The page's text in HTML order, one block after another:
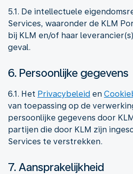
5.1. De intellectuele
Services, waaronder de KLM
bij KLM en/of haar
geval.
6. Persoonlijke gegevens
6.1. Het Privacybeleid en
van toepassing op de
persoonlijke gegevens door
partijen die door KLM zijn
Services te verstrekken.
7. Aansprakelijkheid